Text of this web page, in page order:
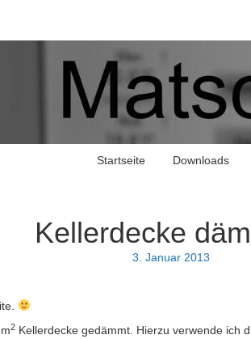
Blog
Startseite Downloads
Kellerdecke
3. Januar 2013
2 Kellerdecke gedämmt. Hierzu verwende ich